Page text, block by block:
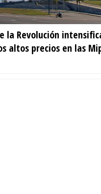
la Revolución
altos precios en las